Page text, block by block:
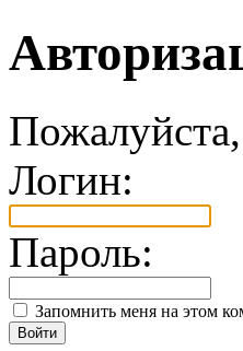
Логин:
Пароль:
Запомнить меня на этом